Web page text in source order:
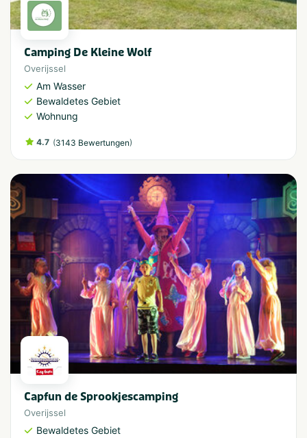
Camping De Kleine Wolf
Overijssel
Am Wasser
Bewaldetes Gebiet
Wohnung
4.7 (3143 Bewertungen)
Capfun de Sprookjescamping
Overijssel
Bewaldetes Gebiet